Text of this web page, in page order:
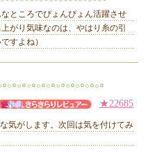
ところでぴょんぴょん活躍させ
がり気味なのは、やはり糸の引
すよね）
★22685
気がします。次回は気を付けてみ